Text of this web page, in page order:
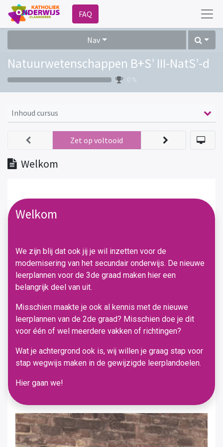
FAQ
Nav
Natuurwetenschappen B+S’ III-NatS’-d
0 %
Inhoud cursus
Welkom
Zet op voltooid
Welkom
We zijn blij dat ook jij je wil inzetten voor de
modernisering van het secundair onderwijs. De nieuwe
leerplannen voor de 3de graad maken hier een
belangrijk deel van uit.
Misschien maakte je ook al kennis met de nieuwe
leerplannen van de 2de graad? Misschien doe je dit
voor één of wel meerdere vakken of richtingen?
Wat je achtergrond ook is, wij willen je graag stap voor
stap wegwijs maken in de gewijzigde leerplandoelen.
Hier gaan we!